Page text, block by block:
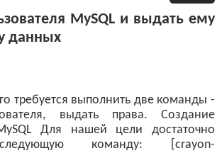
MySQL и выдать ему
данных
требуется выполнить две команды -
выдать права. Создание
Для нашей цели достаточно
команду: [crayon-